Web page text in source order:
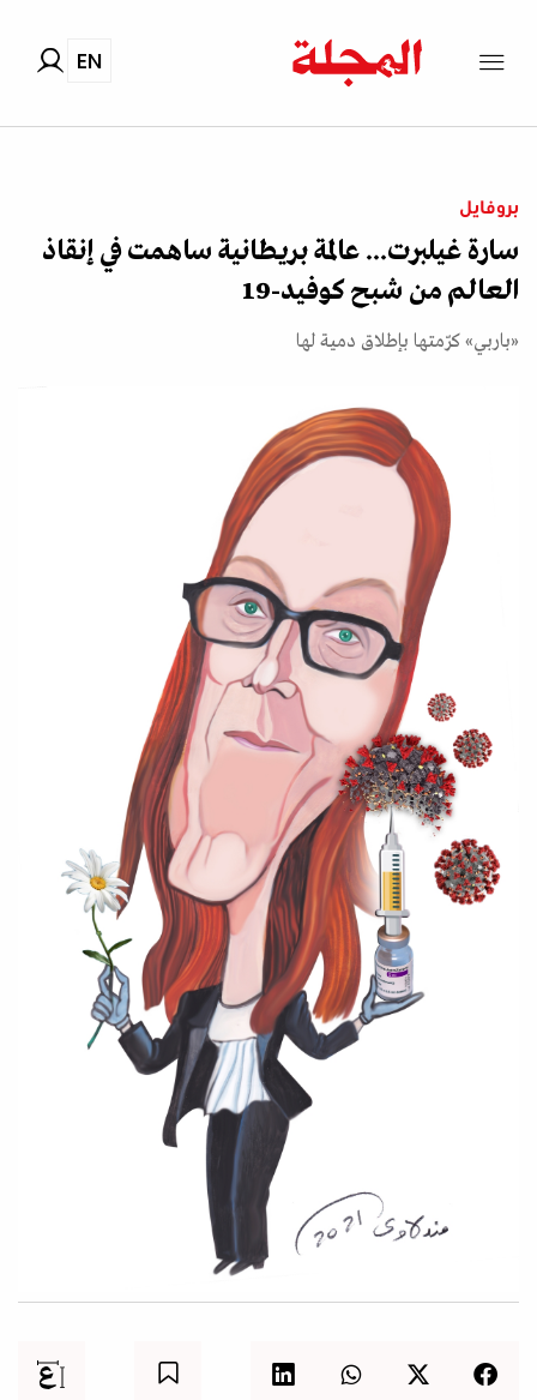
EN
بروفايل
سارة غيلبرت... عالمة بريطانية ساهمت في إنقاذ
العالم من شبح كوفيد-19
«باربي» كرّمتها بإطلاق دمية لها